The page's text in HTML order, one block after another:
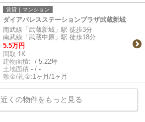
賃貸｜マンション
ダイアパレスステーションプラザ武蔵新城
南武線「武蔵新城」駅 徒歩3分
南武線「武蔵中原」駅 徒歩18分
5.5万円
間取:1K
建物面積:- / 5.22坪
土地面積:- / -
敷金/礼金:1ヶ月/1ヶ月
近くの物件をもっと見る